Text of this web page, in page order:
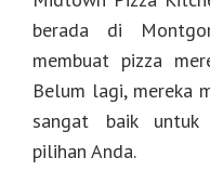
berada di
membuat pizza
Belum lagi, mereka
sangat baik untuk
pilihan Anda.